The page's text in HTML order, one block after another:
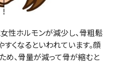
性ホルモンが減少し、骨粗鬆
すくなるといわれています。顔
め、骨量が減って骨が縮むと